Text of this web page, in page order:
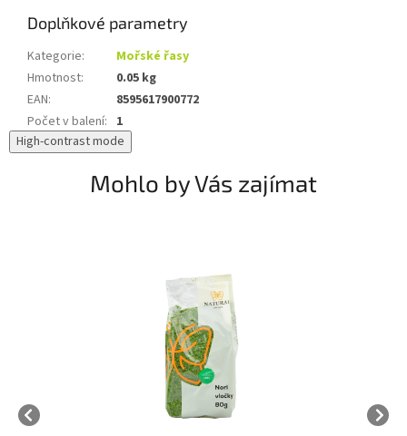
Doplňkové parametry
Kategorie:
Mořské řasy
Hmotnost:
0.05 kg
EAN:
8595617900772
Počet v balení: 1
High-contrast mode
Mohlo by Vás zajímat